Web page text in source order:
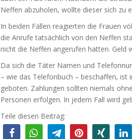
Neffen abzuholen, wollte dieser sich zu
In beiden Fällen reagierten die Frauen
die Anrufe tatsächlich von den Neffen
nicht die Neffen angerufen hatten. Geld
Da sich die Täter Namen und
– wie das Telefonbuch – beschaffen,
geboten. Zahlungen sollten niemals
Personen erfolgen. In jedem Fall wird
Teile diesen Beitrag: